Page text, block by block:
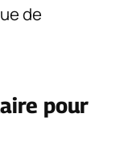
de
pour